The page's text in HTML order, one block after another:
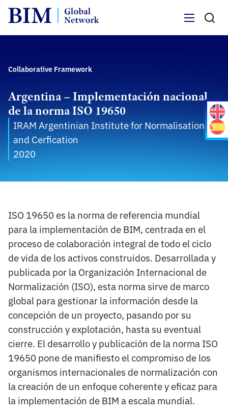
Collaborative Framework
Argentina – Implementación nacional
de la norma ISO 19650
IRAM Argentinian Institute for Normalisation
and Cerfication
2020
ISO 19650 es la norma de referencia mundial
para la implementación de BIM, centrada en el
proceso de colaboración integral de todo el ciclo
de vida de los activos construidos. Desarrollada y
publicada por la Organización Internacional de
Normalización (ISO), esta norma sirve de marco
global para gestionar la información desde la
concepción de un proyecto, pasando por su
construcción y explotación, hasta su eventual
cierre. El desarrollo y publicación de la norma ISO
19650 pone de manifiesto el compromiso de los
organismos internacionales de normalización con
la creación de un enfoque coherente y eficaz para
la implementación de BIM a escala mundial.